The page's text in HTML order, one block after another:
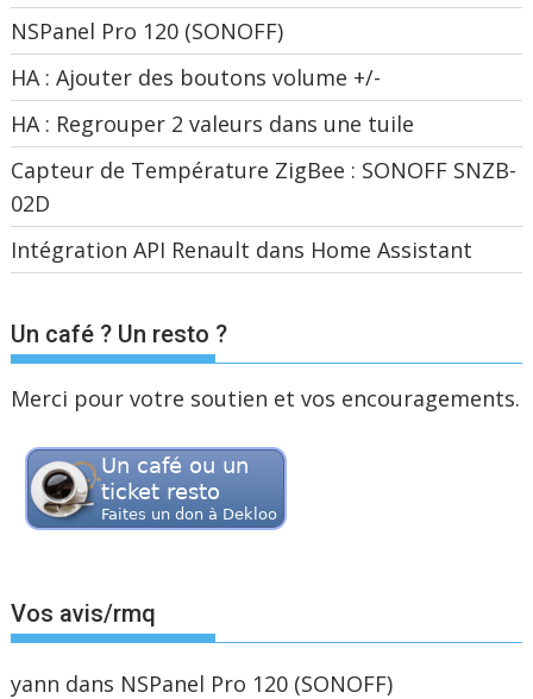
NSPanel Pro 120 (SONOFF)
HA : Ajouter des boutons volume +/-
HA : Regrouper 2 valeurs dans une tuile
Capteur de Température ZigBee : SONOFF SNZB-
02D
Intégration API Renault dans Home Assistant
Un café ? Un resto ?
Merci pour votre soutien et vos encouragements.
Vos avis/rmq
yann dans NSPanel Pro 120 (SONOFF)